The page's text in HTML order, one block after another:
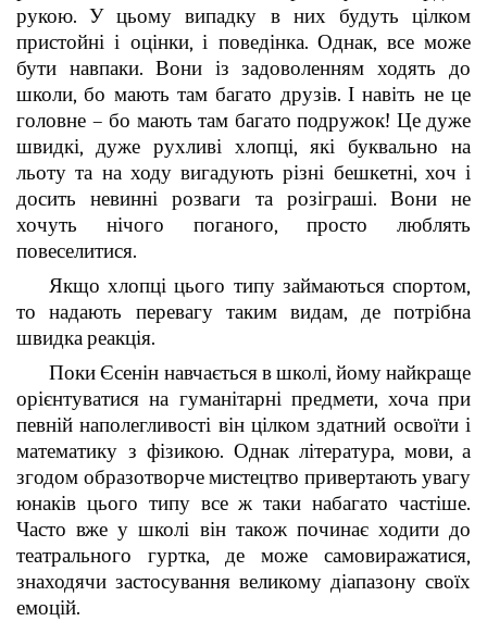
рукою. У цьому випадку в них будуть цілком
пристойні і оцінки, і поведінка. Однак, все може
бути навпаки. Вони із задоволенням ходять до
школи, бо мають там багато друзів. І навіть не це
головне – бо мають там багато подружок! Це дуже
швидкі, дуже рухливі хлопці, які буквально на
льоту та на ходу вигадують різні бешкетні, хоч і
досить невинні розваги та розіграші. Вони не
хочуть нічого поганого, просто люблять
повеселитися.
Якщо хлопці цього типу займаються спортом,
то надають перевагу таким видам, де потрібна
швидка реакція.
Поки Єсенін навчається в школі, йому найкраще
орієнтуватися на гуманітарні предмети, хоча при
певній наполегливості він цілком здатний освоїти і
математику з фізикою. Однак література, мови, а
згодом образотворче мистецтво привертають увагу
юнаків цього типу все ж таки набагато частіше.
Часто вже у школі він також починає ходити до
театрального гуртка, де може самовиражатися,
знаходячи застосування великому діапазону своїх
емоцій.